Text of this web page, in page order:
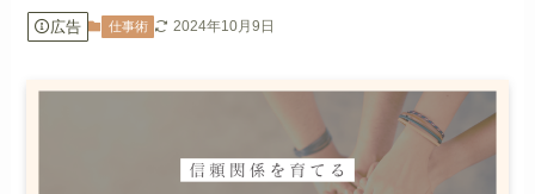
広告 仕事術 2024年10月9日